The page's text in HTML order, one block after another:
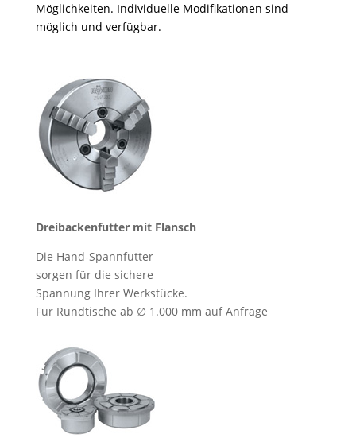
Möglichkeiten. Individuelle Modifikationen sind
möglich und verfügbar.
Dreibackenfutter mit Flansch
Die Hand-Spannfutter
sorgen für die sichere
Spannung Ihrer Werkstücke.
Für Rundtische ab ∅ 1.000 mm auf Anfrage